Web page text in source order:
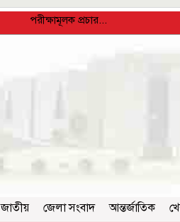
পরীক্ষামূলক প্রচার...
জাতীয় জেলা সংবাদ আন্তর্জাতিক